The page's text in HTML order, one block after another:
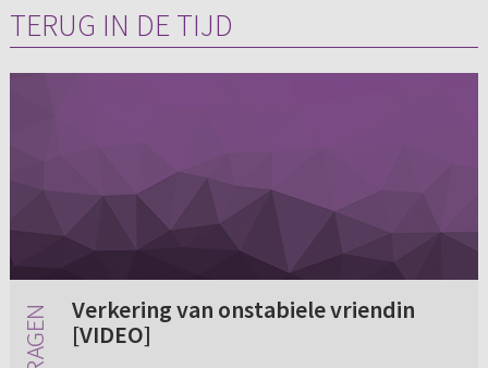
TERUG IN DE TIJD
Verkering van onstabiele vriendin
[VIDEO]